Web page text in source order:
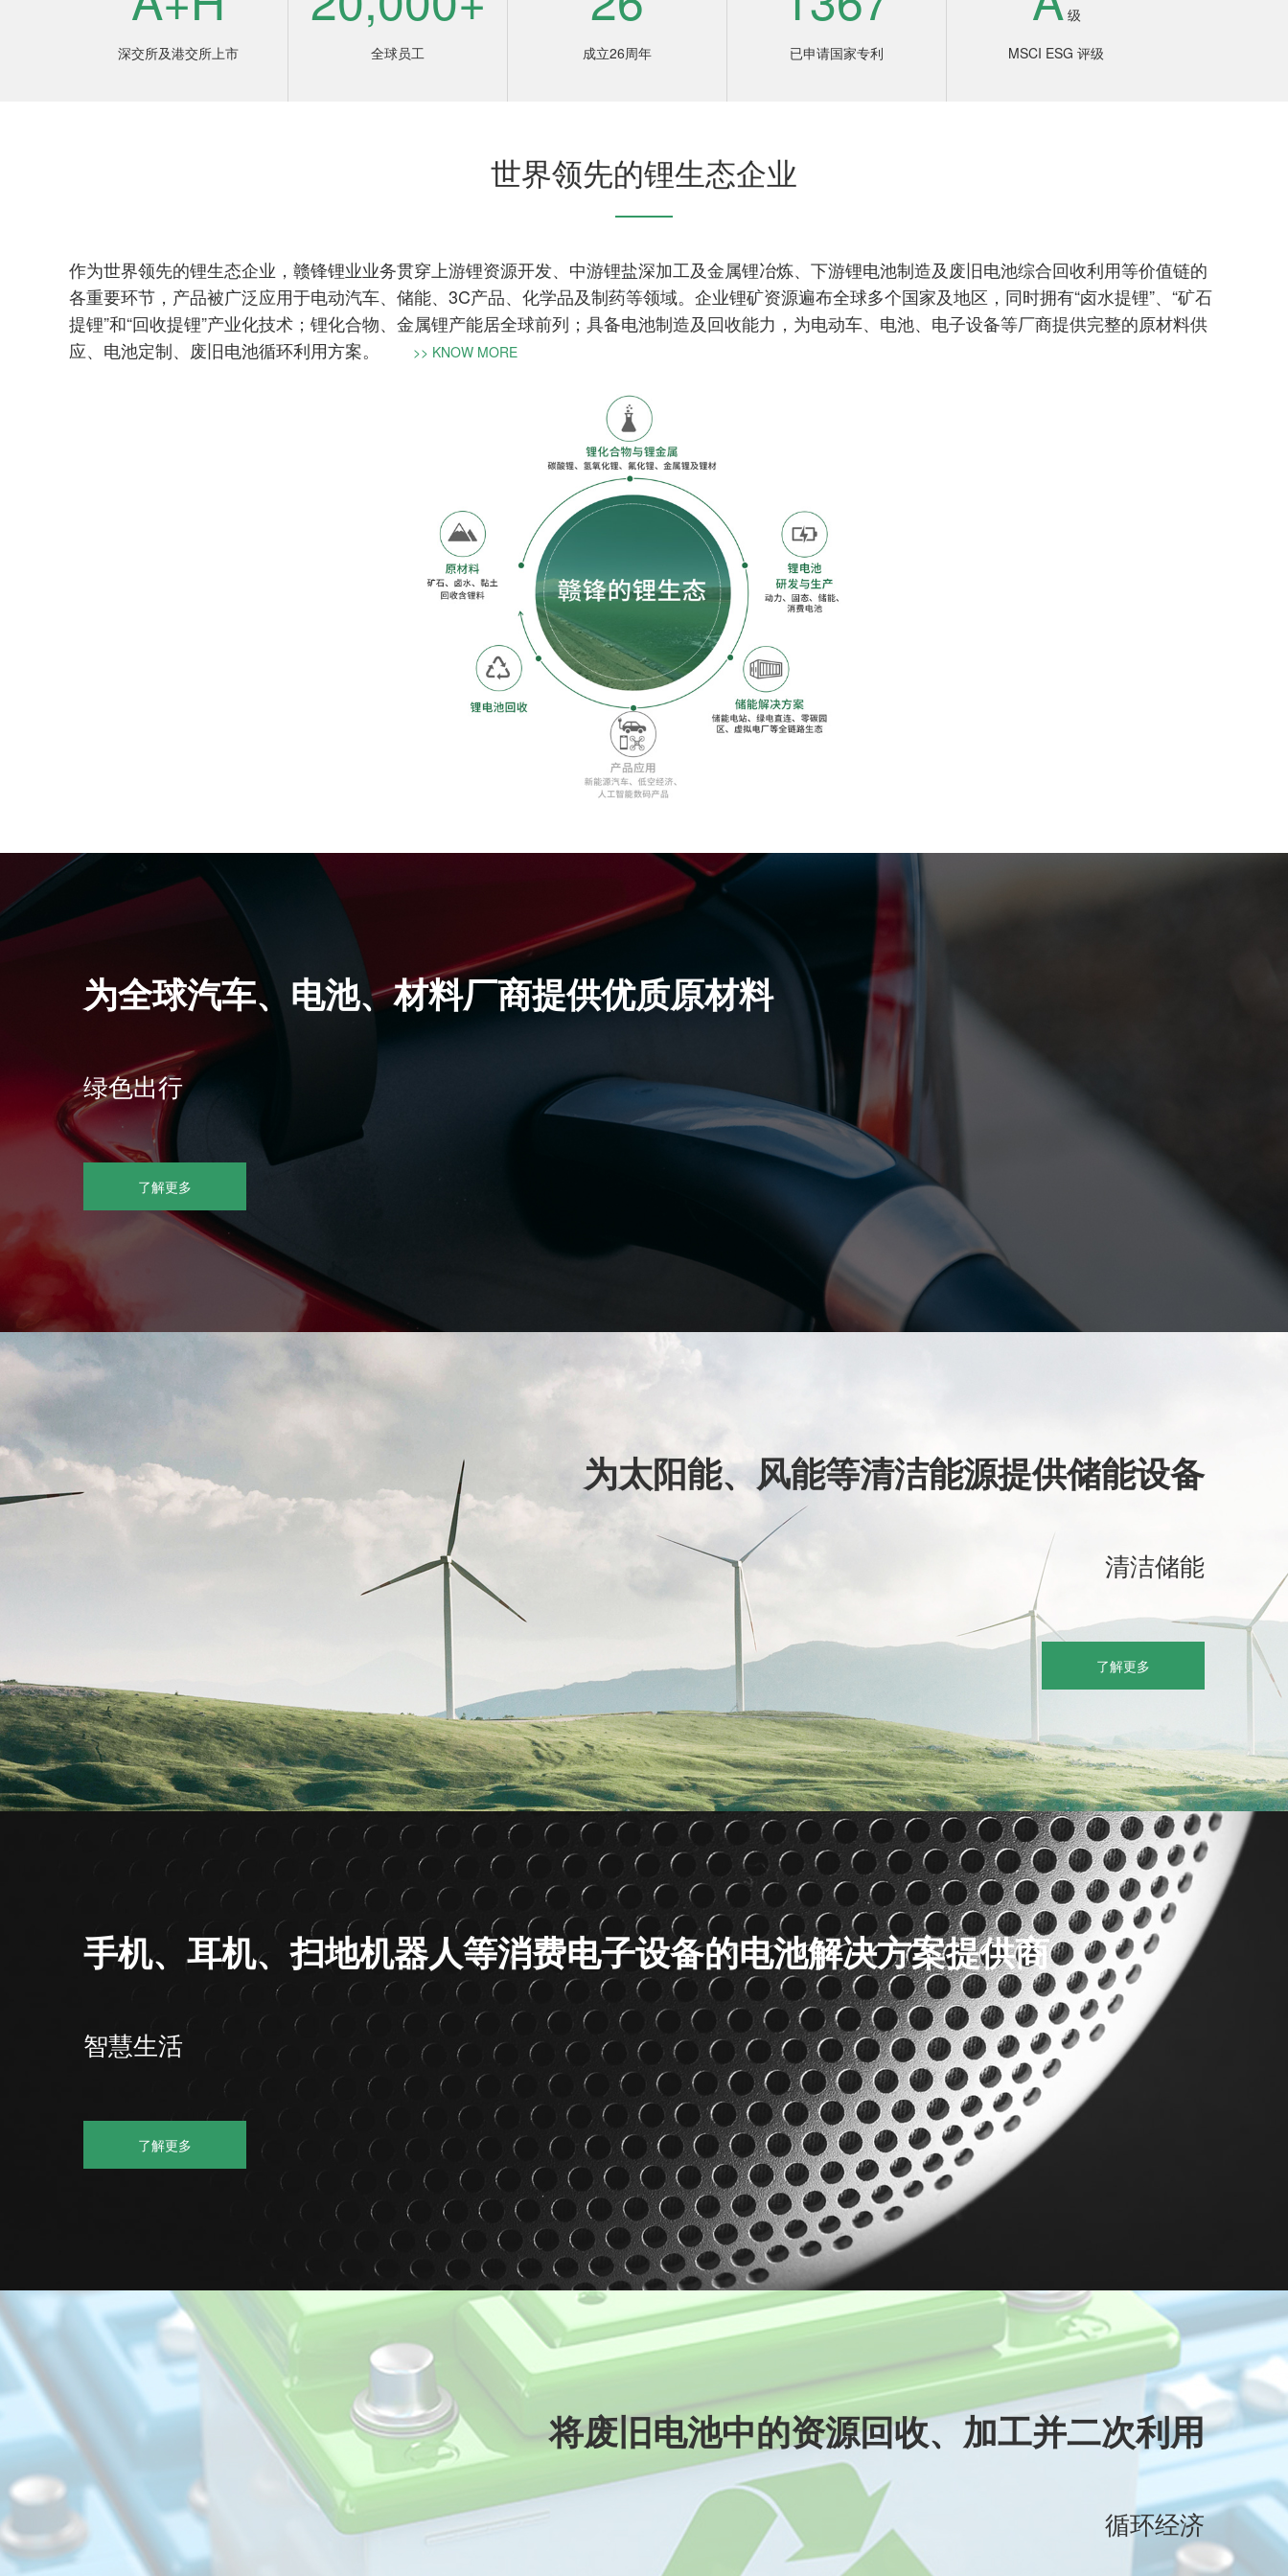
深交所及港交所上市 全球员工 成立26周年 已申请国家专利
级
MSCI ESG 评级
世界领先的锂生态企业
作为世界领先的锂生态企业，赣锋锂业业务贯穿上游锂资源开发、中游锂盐深加工及金属锂冶炼、下游锂电池制造及废旧电池综合回收利用等价值链的
各重要环节，产品被广泛应用于电动汽车、储能、3C产品、化学品及制药等领域。企业锂矿资源遍布全球多个国家及地区，同时拥有“卤水提锂”、“矿石
提锂”和“回收提锂”产业化技术；锂化合物、金属锂产能居全球前列；具备电池制造及回收能力，为电动车、电池、电子设备等厂商提供完整的原材料供
应、电池定制、废旧电池循环利用方案。
>> KNOW MORE
为全球汽车、电池、材料厂商提供优质原材料
绿色出行
了解更多
为太阳能、风能等清洁能源提供储能设备
清洁储能
了解更多
手机、耳机、扫地机器人等消费电子设备的电池解决方案提供商
智慧生活
了解更多
将废旧电池中的资源回收、加工并二次利用
循环经济